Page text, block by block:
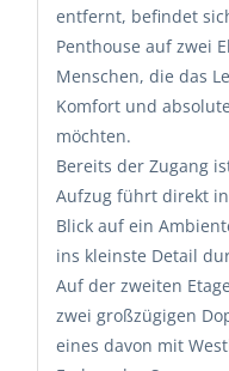
entfernt, befindet
Penthouse auf zwei
Menschen, die das
Komfort und
möchten.
Bereits der Zugang
Aufzug führt direkt
Blick auf ein
ins kleinste Detail
Auf der zweiten
zwei großzügigen
eines davon mit